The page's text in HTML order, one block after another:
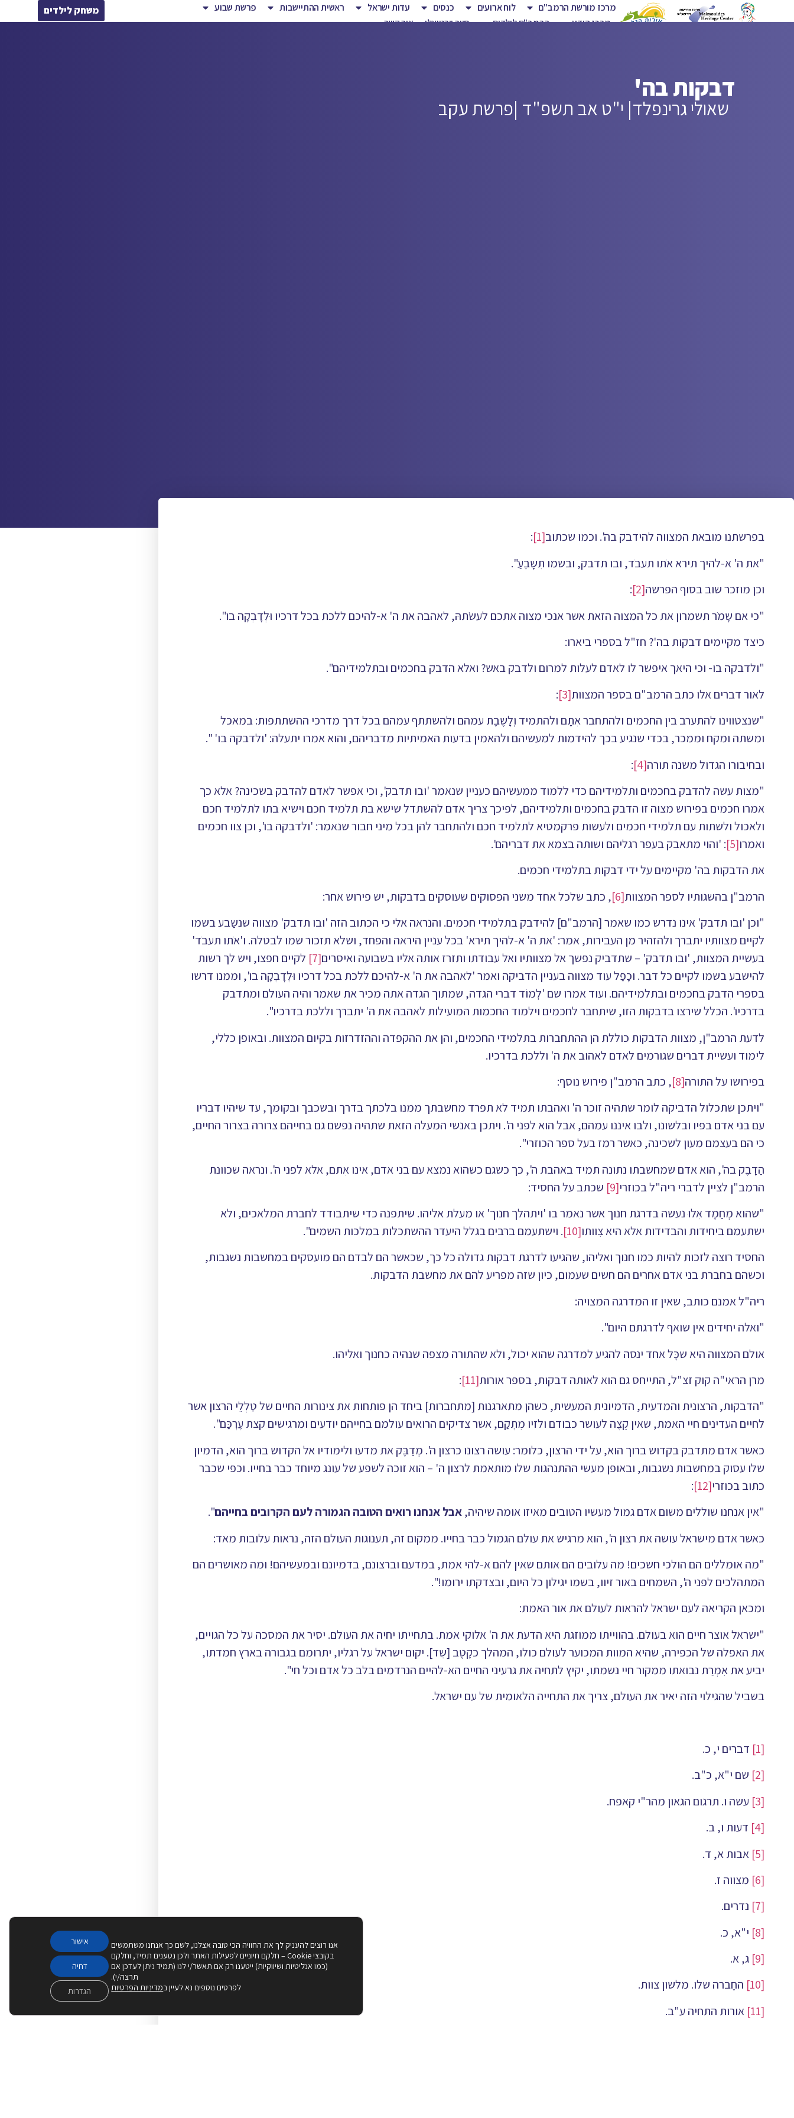
מרכז מורשת הרמב"ם לוח ארועים כנסים עדות ישראל ראשית ההתיישבות
פרשת שבוע
מרכז הידע
הרמב"ם לילדים סיור וירטואלי צור קשר
משחק לילדים
דבקות בה'
שאולי גרינפלד| י"ט אב תשפ"ד |פרשת עקב
בפרשתנו מובאת המצווה להידבק בה'. וכמו שכתוב[1]
:
"את ה' א-להיך תירא אֹתו תעבֹד, ובו תדבק, ובשמו תִשָבֵעַ".
וכן מוזכר שוב בסוף הפרשה[2]
:
"כי אם שָמֹר תשמרון את כל המצוה הזאת אשר אנכי מצוה אתכם לעשֹתהּ, לאהבה את ה' א-להיכם ללכת בכל דרכיו וּלְדָבְקָה בו".
כיצד מקיימים דבקות בה'? חז"ל בספרי ביארו:
"ולדבקה בו- וכי היאך איפשר לו לאדם לעלות למרום ולדבק באש? ואלא הדבק בחכמים ובתלמידיהם".
לאור דברים אלו כתב הרמב"ם בספר המצוות[3]
:
"שנצטווינו להתערב בין החכמים ולהתחבר אִתָם ולהתמיד וְלָשֶבֶת עמהם ולהשתתף עמהם בכל דרך מדרכי ההשתתפות: במאכל
ומשתה ומקח וממכר, בכדי שנגיע בכך להידמות למעשיהם ולהאמין בדעות האמיתיות מדבריהם, והוא אמרו יתעלה: 'ולדבקה בו' ".
ובחיבורו הגדול משנה תורה[4]
:
"מצות עשה להדבק בחכמים ותלמידיהם כדי ללמוד ממעשיהם כעניין שנאמר 'ובו תדבק', וכי אפשר לאדם להדבק בשכינה? אלא כך
אמרו חכמים בפירוש מצוה זו הדבק בחכמים ותלמידיהם, לפיכך צריך אדם להשתדל שישא בת תלמיד חכם וישיא בתו לתלמיד חכם
ולאכול ולשתות עם תלמידי חכמים ולעשות פרקמטיא לתלמיד חכם ולהתחבר להן בכל מיני חבור שנאמר: 'ולדבקה בו', וכן צוו חכמים
ואמרו[5]
: 'והוי מתאבק בעפר רגליהם ושותה בצמא את דבריהם'.
את הדבקות בה' מקיימים על ידי דבקות בתלמידי חכמים.
הרמב"ן בהשגותיו לספר המצוות[6]
, כתב שלכל אחד משני הפסוקים שעוסקים בדבקות, יש פירוש אחר:
"וכן 'ובו תדבק' אינו נדרש כמו שאמר [הרמב"ם] להידבק בתלמידי חכמים. והנראה אלי כי הכתוב הזה 'ובו תדבק' מצווה שנשַבע בשמו
לקיים מצוותיו יתברך ולהזהיר מן העבירות, אמר: 'את ה' א-להיך תירא' בכל עניין היראה והפחד, ושלא תזכור שמו לבטלה. ו'אֹתו תעבֹד'
בעשיית המצוות, 'ובו תדבק' – שתדביק נפשך אל מצוותיו ואל עבודתו ותזרז אותה אליו בשבועה ואיסרים[7]
לקיים חפצו, ויש לך רשות
להישבע בשמו לקיים כל דבר. וכָפַל עוד מצווה בעניין הדביקה ואמר 'לאהבה את ה' א-להיכם ללכת בכל דרכיו וּלְדָבְקָה בו', וממנו דרשו
בספרי הִדבק בחכמים ובתלמידיהם. ועוד אמרו שם 'לְמוֹד דברי הגדה, שמתוך הגדה אתה מכיר את שאמר והיה העולם ומתדבק
בדרכיו'. הכלל שירצו בדבקות הזו, שיתחבר לחכמים וילמוד החכמות המועילות לאהבה את ה' יתברך וללכת בדרכיו".
לדעת הרמב"ן, מצוות הדבקות כוללת הן ההתחברות בתלמידי החכמים, והן את ההקפדה וההזדרזות בקיום המצוות. ובאופן כללי,
לימוד ועשיית דברים שגורמים לאדם לאהוב את ה' וללכת בדרכיו.
בפירושו על התורה[8]
, כתב הרמב"ן פירוש נוסף:
"ויתכן שתכלול הדביקה לומר שתהיה זוכר ה' ואהבתו תמיד לא תפרד מחשבתך ממנו בלכתך בדרך ובשכבך ובקומך, עד שיהיו דבריו
עם בני אדם בפיו ובלשונו, ולבו איננו עמהם, אבל הוא לפני ה'. ויתכן באנשי המעלה הזאת שתהיה נפשם גם בחייהם צרורה בצרור החיים,
כי הם בעצמם מעון לשכינה, כאשר רמז בעל ספר הכוזרי".
הַדָבֶק בה', הוא אדם שמחשבתו נתונה תמיד באהבת ה', כך כשגם כשהוא נמצא עם בני אדם, אינו אִתם, אלא לפני ה'. ונראה שכוונת
הרמב"ן לציין לדברי ריה"ל בכוזרי[9]
שכתב על החסיד:
"שהוא מְחַמֶד אִלוּ נעשה בדרגת חנוך אשר נאמר בו 'ויתהלך חנוך' או מעלת אליהו. שיתפנה כדי שיתבודד לחברת המלאכים, ולא
ישתעמם ביחידות והבדידות אלא היא צִוותו[10]
. וישתעמם ברבים בגלל היעדר ההשתכלות במלכות השמים".
החסיד רוצה לזכות להיות כמו חנוך ואליהו, שהגיעו לדרגת דבקות גדולה כל כך, שכאשר הם לבדם הם מועסקים במחשבות נשגבות,
וכשהם בחברת בני אדם אחרים הם חשים שעמום, כיון שזה מפריע להם את מחשבת הדבקות.
ריה"ל אמנם כותב, שאין זו המדרגה המצויה:
"ואלה יחידים אין שואף לדרגתם היום".
אולם המצווה היא שכָּל אחד ינסה להגיע למדרגה שהוא יכול, ולא שהתורה מצפה שנהיה כחנוך ואליהו.
מרן הראי"ה קוק זצ"ל, התייחס גם הוא לאותה דבקות, בספר אורות[11]
:
"הדבקות, הרצונית והמדעית, הדמיונית המעשית, כשהן מתארגנות [מתחברות] ביחד הן פותחות את צינורות החיים של טַלְלֵי הרצון אשר
לחיים העדינים חיי האמת, שאין קֵצֶה לעושר כבודם ולזיו מִתְקַם, אשר צדיקים הרואים עולמם בחייהם יודעים ומרגישים קצת עֶרְכַּם".
כאשר אדם מתדבק בקדוש ברוך הוא, על ידי הרצון, כלומר: עושה רצונו כרצון ה'. מְדַבֶּק את מדעו ולימודיו אל הקדוש ברוך הוא, הדמיון
שלו עסוק במחשבות נשגבות, ובאופן מעשי ההתנהגות שלו מותאמת לרצון ה' – הוא זוכה לשפע של עונג מיוחד כבר בחייו. וכפי שכבר
כתוב בכוזרי[12]
:
"אין אנחנו שוללים משום אדם גמול מעשיו הטובים מאיזו אומה שיהיה,אבל אנחנו רואים הטובה הגמורה לעם הקרובים בחייהם".
כאשר אדם מישראל עושה את רצון ה', הוא מרגיש את עולם הגמול כבר בחייו. ממקום זה, תענוגות העולם הזה, נראות עלובות מאד:
"מה אומללים הם הולכי חשכים! מה עלובים הם אותם שאין להם א-להי אמת, במדעם וברצונם, בדמיונם ובמעשיהם! ומה מאושרים הם
המתהלכים לפני ה', השמחים באור זיוו, בשמו יגילון כל היום, ובצדקתו ירומו!".
ומכאן הקריאה לעם ישראל להראות לעולם את אור האמת:
"ישראל אוצר חיים הוא בעולם. בהווייתו ממוזגת היא הדעת את ה' אלוקי אמת. בתחייתו יחיה את העולם. יסיר את המסכה על כל הגויים,
את האפלה של הכפירה, שהיא המוות המכוער לעולם כולו, המהלך כקֶטֶב [שֵד]. יקום ישראל על רגליו, יתרומם בגבורה בארץ חמדתו,
יביע את אִמְרַת נבואתו ממקור חיי נשמתו, יקיץ לתחיה את גרעיני החיים הא-להיים הנרדמים בלב כל אדם וכל חי".
בשביל שהגילוי הזה יאיר את העולם, צריך את התחייה הלאומית של עם ישראל.
[1]
דברים י, כ.
[2]
שם י"א, כ"ב.
[3]
עשה ו. תרגום הגאון מהר"י קאפח.
[4]
דעות ו, ב.
[5]
אבות א, ד.
[6]
מצווה ז.
[7]
נדרים.
[8]
י"א, כ.
[9]
ג, א.
[10]
החֶברה שלו. מלשון צוות.
[11]
אורות התחיה ע"ב.
אנו רוצים להעניק לך את החוויה הכי טובה אצלנו, לשם כך אנחנו משתמשים
בקובצי Cookie – חלקם חיוניים לפעילות האתר ולכן נטענים תמיד, וחלקם
(כמו אנליטיות ושיווקיות) ייטענו רק אם תאשר/י לנו (תמיד ניתן לעדכן אם
תרצה/י).
לפרטים נוספים נא לעיין במדיניות הפרטיות
אישור
דחיה
הגדרות